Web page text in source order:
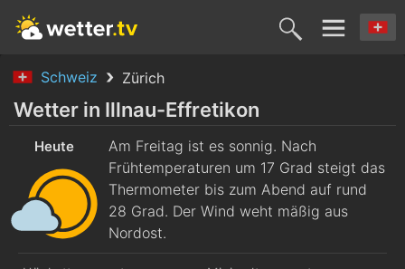
Schweiz Zürich
Heute
7. Aug.
Morgen
8. Aug.
Sonntag
9. Aug. 10. Aug.
Wetter in Illnau-Effretikon
Heute
Am Freitag ist es sonnig. Nach
Frühtemperaturen um 17 Grad steigt das
Thermometer bis zum Abend auf rund
28 Grad. Der Wind weht mäßig aus
Nordost.